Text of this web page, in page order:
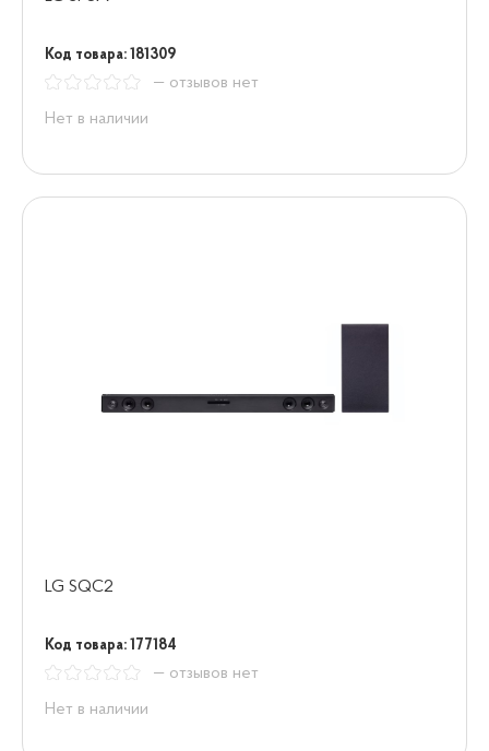
Код товара: 181309
— отзывов нет
Нет в наличии
LG SQC2
Код товара: 177184
— отзывов нет
Нет в наличии